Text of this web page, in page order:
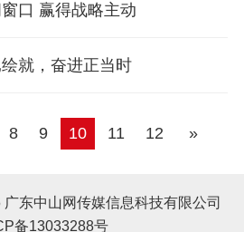
口 赢得战略主动
就，奋进正当时
8 9 10 11 12 »
东中山网传媒信息科技有限公司
备13033288号